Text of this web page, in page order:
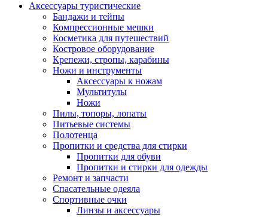
Аксессуары туристические
Бандажи и тейпы
Компрессионные мешки
Косметика для путешествий
Костровое оборудование
Крепежи, стропы, карабины
Ножи и инструменты
Аксессуары к ножам
Мультитулы
Ножи
Пилы, топоры, лопаты
Питьевые системы
Полотенца
Пропитки и средства для стирки
Пропитки для обуви
Пропитки и стирки для одежды
Ремонт и запчасти
Спасательные одеяла
Спортивные очки
Линзы и аксессуары